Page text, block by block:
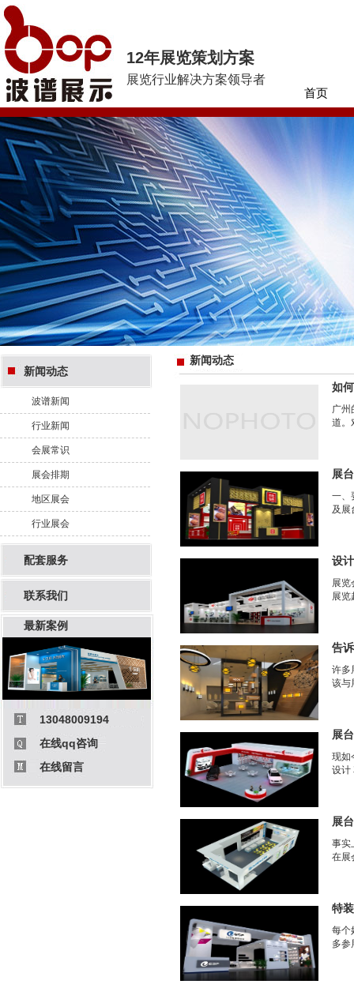
12年展览策划方案
展览行业解决方案领导者
首页
新闻动态
波谱新闻
行业新闻
会展常识
展会排期
地区展会
行业展会
配套服务
联系我们
最新案例
13048009194
在线qq咨询
在线留言
新闻动态
如
广州
道。
展
一、
及展
设
展览
展览
告
许多
该与
展
现如
设计
展
事实
在展
特
每个
多参